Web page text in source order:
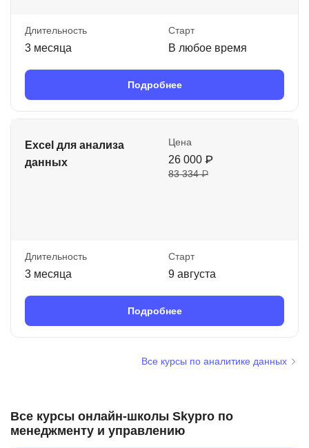
Длительность
3 месяца
Старт
В любое время
Подробнее
Excel для анализа
данных
Цена
26 000 ₽
83 334 ₽
Длительность
3 месяца
Старт
9 августа
Подробнее
Все курсы по аналитике данных
Все курсы онлайн-школы Skypro по
менеджменту и управлению